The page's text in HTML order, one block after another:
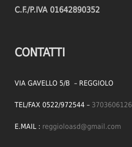
C.F./P.IVA 01642890352
CONTATTI
VIA GAVELLO 5/B – REGGIOLO
TEL/FAX 0522/972544 – 3703606126
E.MAIL : reggioloasd@gmail.com